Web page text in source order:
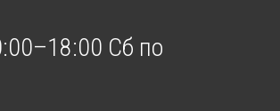
Сб по